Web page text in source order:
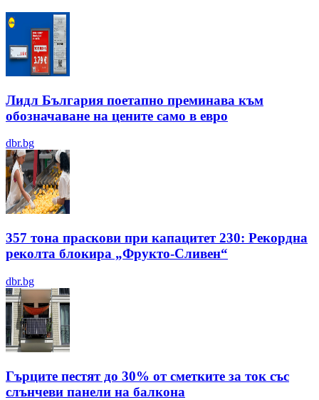
Лидл България поетапно преминава към
обозначаване на цените само в евро
dbr.bg
357 тона праскови при капацитет 230: Рекордна
реколта блокира „Фрукто-Сливен“
dbr.bg
Гърците пестят до 30% от сметките за ток със
слънчеви панели на балкона